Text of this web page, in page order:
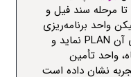
سند فیلو
ولیکن واحد برنامه‌ریزی
نماید و
تأمین
نشان داده است